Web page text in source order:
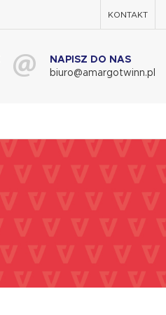
KONTAKT
NAPISZ DO NAS
biuro@amargotwinn.pl